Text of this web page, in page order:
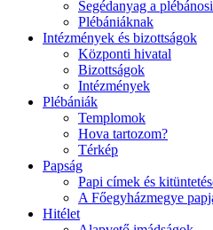
Segédanyag a
Plébániáknak
Intézmények és bizottságok
Központi hivatal
Bizottságok
Intézmények
Plébániák
Templomok
Hova tartozom?
Térkép
Papság
Papi címek és
A Főegyházmegye
Hitélet